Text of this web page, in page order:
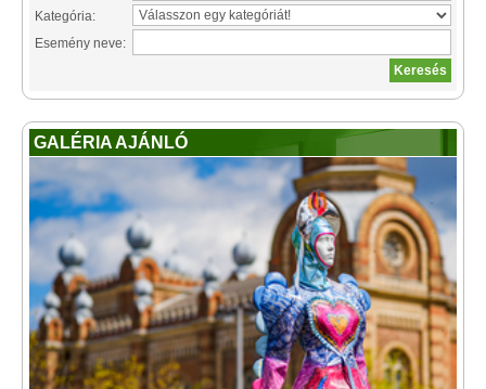
Kategória:
Esemény neve:
GALÉRIA AJÁNLÓ